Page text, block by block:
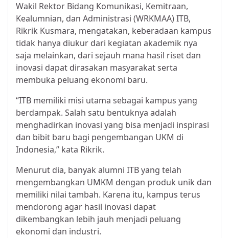
Wakil Rektor Bidang Komunikasi, Kemitraan,
Kealumnian, dan Administrasi (WRKMAA) ITB,
Rikrik Kusmara, mengatakan, keberadaan kampus
tidak hanya diukur dari kegiatan akademik nya
saja melainkan, dari sejauh mana hasil riset dan
inovasi dapat dirasakan masyarakat serta
membuka peluang ekonomi baru.
“ITB memiliki misi utama sebagai kampus yang
berdampak. Salah satu bentuknya adalah
menghadirkan inovasi yang bisa menjadi inspirasi
dan bibit baru bagi pengembangan UKM di
Indonesia,” kata Rikrik.
Menurut dia, banyak alumni ITB yang telah
mengembangkan UMKM dengan produk unik dan
memiliki nilai tambah. Karena itu, kampus terus
mendorong agar hasil inovasi dapat
dikembangkan lebih jauh menjadi peluang
ekonomi dan industri.